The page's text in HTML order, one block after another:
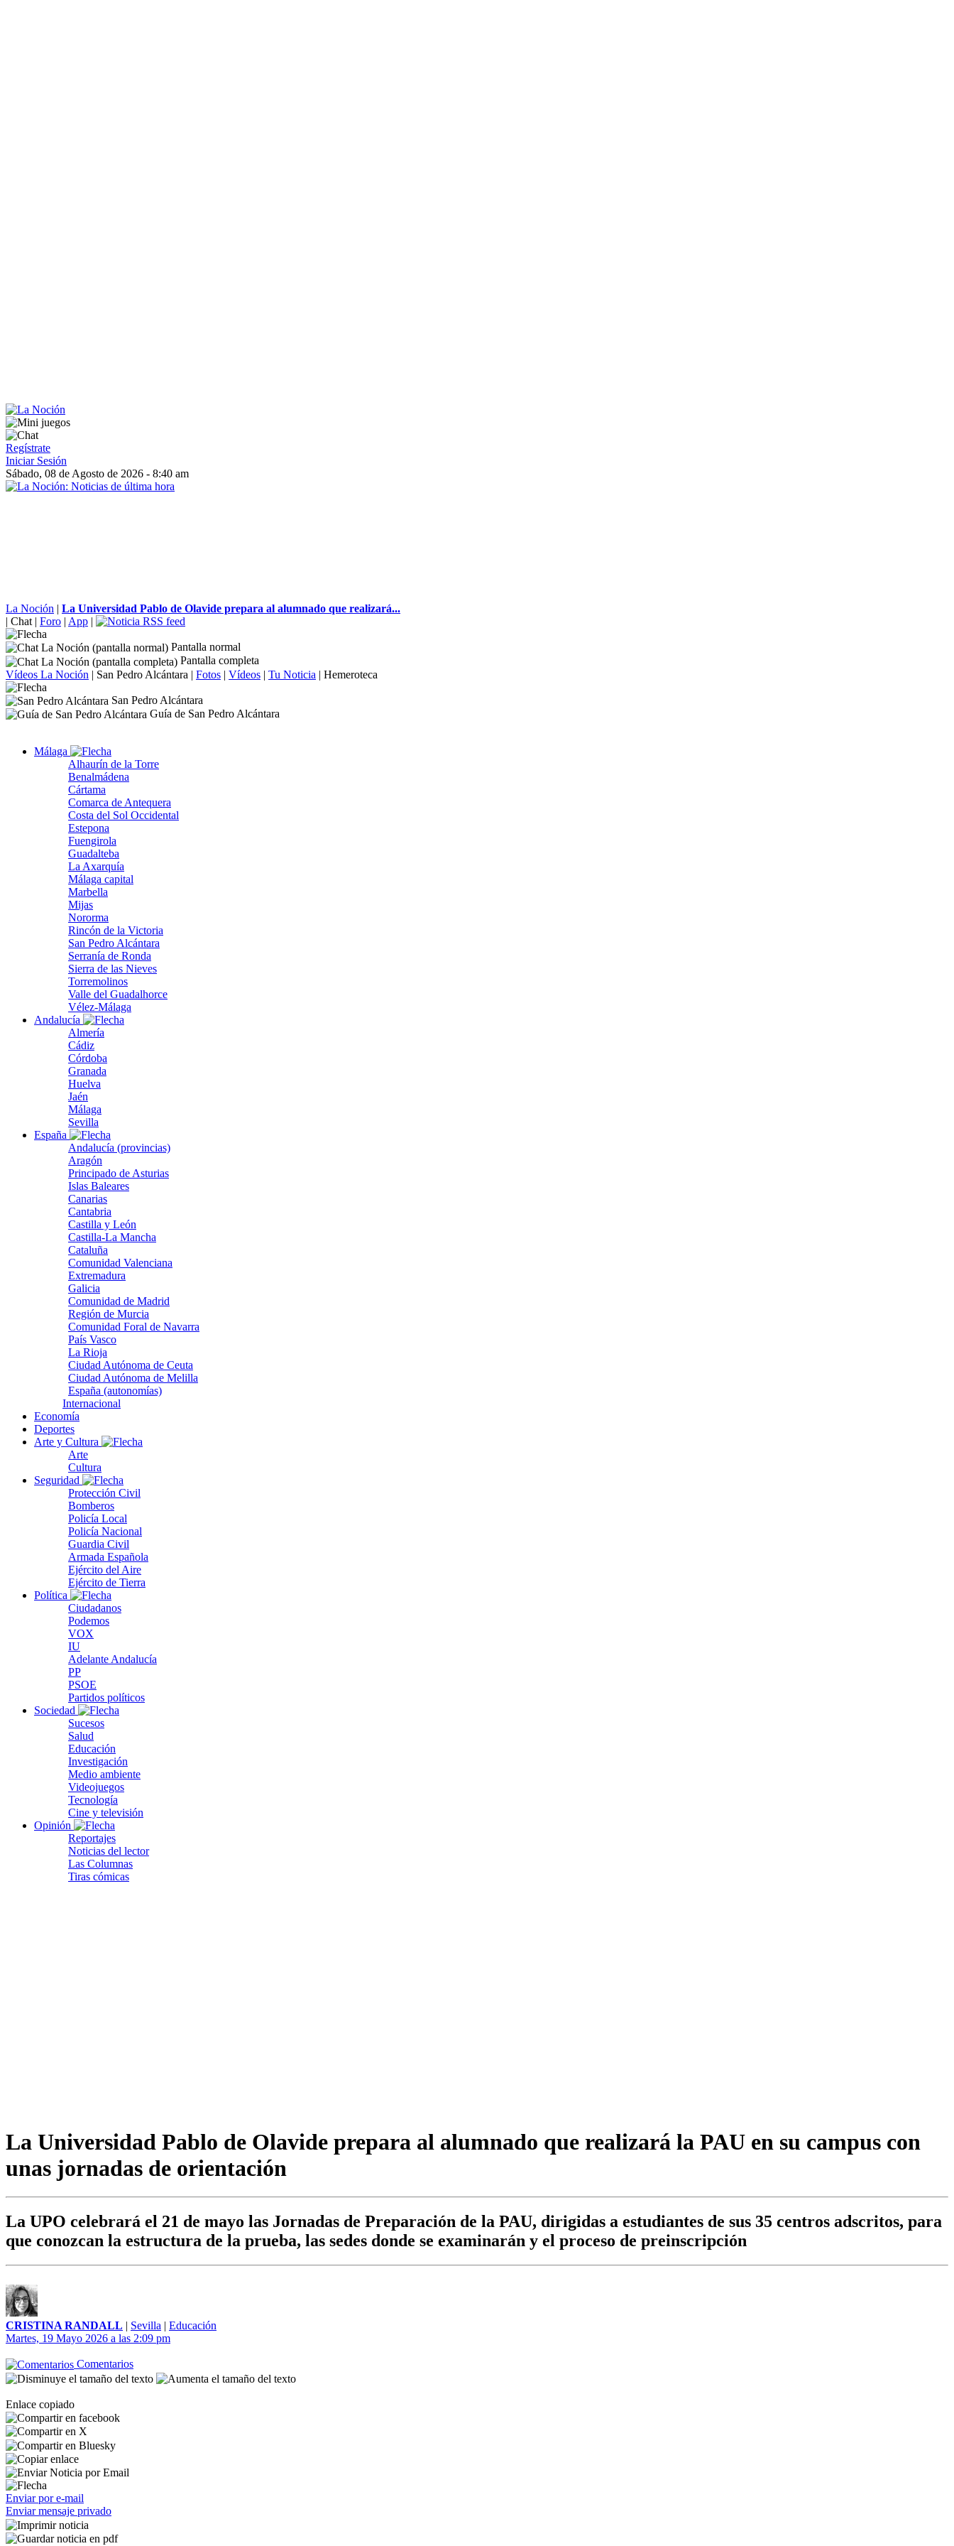
Regístrate
Iniciar Sesión
Sábado, 08 de Agosto de 2026 - 8:40 am
La Noción | La Universidad Pablo de Olavide prepara al alumnado que realizará...
| Chat | Foro | App |
Pantalla normal
Pantalla completa
Vídeos La Noción | San Pedro Alcántara | Fotos | Vídeos | Tu Noticia | Hemeroteca
San Pedro Alcántara
Guía de San Pedro Alcántara
Málaga
Alhaurín de la Torre
Benalmádena
Cártama
Comarca de Antequera
Costa del Sol Occidental
Estepona
Fuengirola
Guadalteba
La Axarquía
Málaga capital
Marbella
Mijas
Nororma
Rincón de la Victoria
San Pedro Alcántara
Serranía de Ronda
Sierra de las Nieves
Torremolinos
Valle del Guadalhorce
Vélez-Málaga
Andalucía
Almería
Cádiz
Córdoba
Granada
Huelva
Jaén
Málaga
Sevilla
España
Andalucía (provincias)
Aragón
Principado de Asturias
Islas Baleares
Canarias
Cantabria
Castilla y León
Castilla-La Mancha
Cataluña
Comunidad Valenciana
Extremadura
Galicia
Comunidad de Madrid
Región de Murcia
Comunidad Foral de Navarra
País Vasco
La Rioja
Ciudad Autónoma de Ceuta
Ciudad Autónoma de Melilla
España (autonomías)
Internacional
Economía
Deportes
Arte y Cultura
Arte
Cultura
Seguridad
Protección Civil
Bomberos
Policía Local
Policía Nacional
Guardia Civil
Armada Española
Ejército del Aire
Ejército de Tierra
Política
Ciudadanos
Podemos
VOX
IU
Adelante Andalucía
PP
PSOE
Partidos políticos
Sociedad
Sucesos
Salud
Educación
Investigación
Medio ambiente
Videojuegos
Tecnología
Cine y televisión
Opinión
Reportajes
Noticias del lector
Las Columnas
Tiras cómicas
La Universidad Pablo de Olavide prepara al alumnado que realizará la PAU en su campus con
unas jornadas de orientación
La UPO celebrará el 21 de mayo las Jornadas de Preparación de la PAU, dirigidas a estudiantes de sus 35 centros adscritos, para
que conozcan la estructura de la prueba, las sedes donde se examinarán y el proceso de preinscripción
CRISTINA RANDALL | Sevilla | Educación
Martes, 19 Mayo 2026 a las 2:09 pm
Comentarios
Enlace copiado
Enviar por e-mail
Enviar mensaje privado